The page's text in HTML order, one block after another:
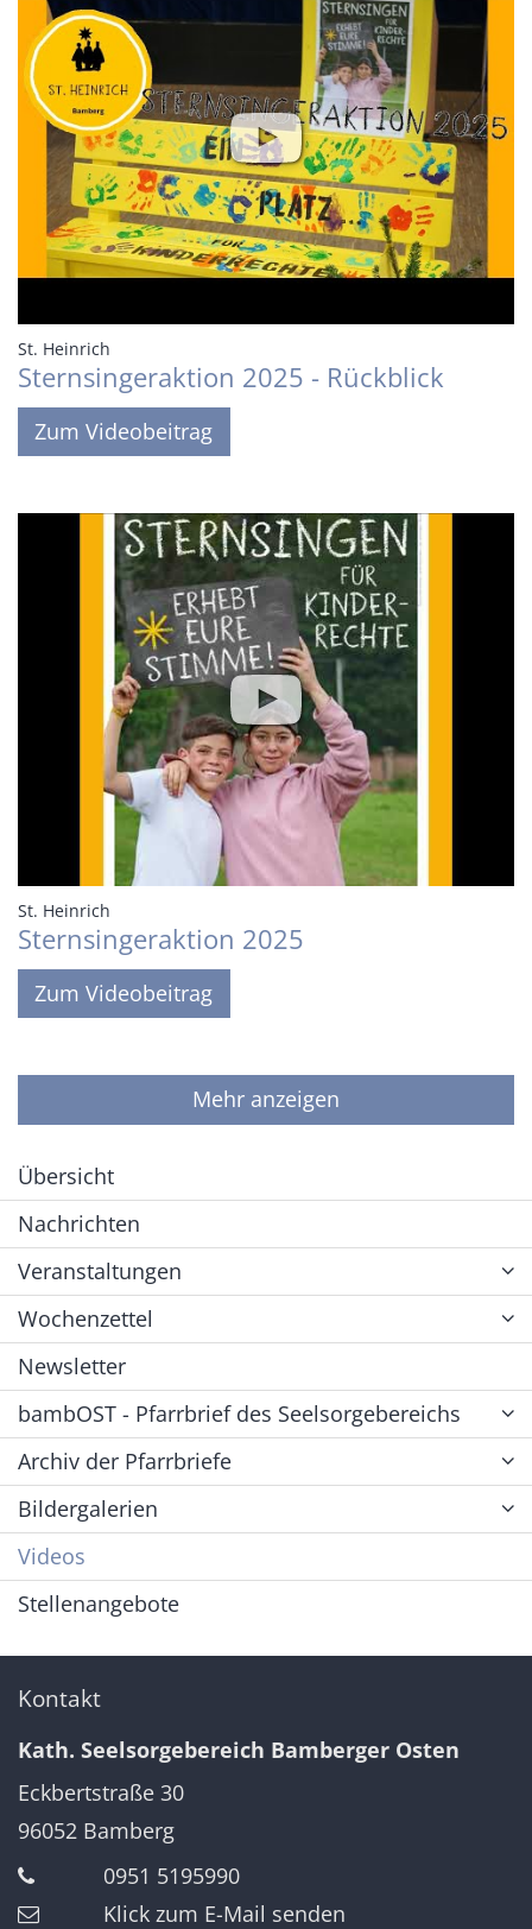
St. Heinrich
Sternsingeraktion 2025 - Rückblick
Zum Videobeitrag
St. Heinrich
Sternsingeraktion 2025
Zum Videobeitrag
Mehr anzeigen
Übersicht
Nachrichten
Veranstaltungen
Wochenzettel
Newsletter
bambOST - Pfarrbrief des Seelsorgebereichs
Archiv der Pfarrbriefe
Bildergalerien
Videos
Stellenangebote
Kontakt
Kath. Seelsorgebereich Bamberger Osten
Eckbertstraße 30
96052 Bamberg
0951 5195990
Klick zum E-Mail senden